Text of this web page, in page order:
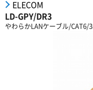
ELECOM
LD-GPY/DR3
やわらかLANケーブル/CAT6/